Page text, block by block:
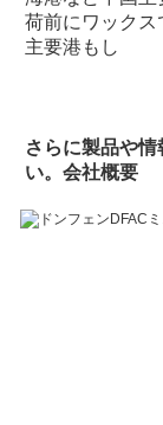
荷前にワックス
主要港 もし
さらに製品や
い。 会社概要